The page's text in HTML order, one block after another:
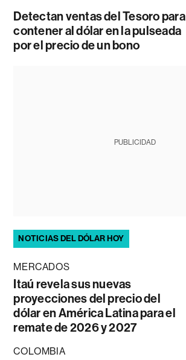
Detectan ventas del Tesoro para
contener al dólar en la pulseada
por el precio de un bono
PUBLICIDAD
NOTICIAS DEL DÓLAR HOY
MERCADOS
Itaú revela sus nuevas
proyecciones del precio del
dólar en América Latina para el
remate de 2026 y 2027
COLOMBIA